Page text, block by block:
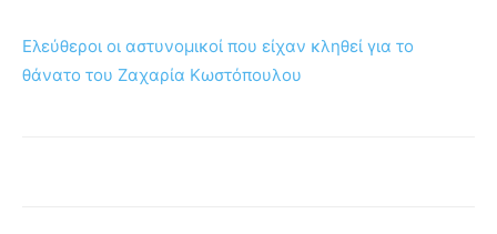
Ελεύθεροι οι αστυνομικοί που είχαν κληθεί για το
θάνατο του Ζαχαρία Κωστόπουλου